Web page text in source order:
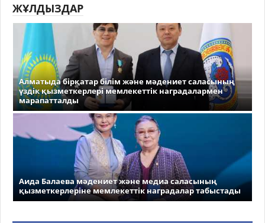
ЖҰЛДЫЗДАР
Алматыда бірқатар білім және мәдениет саласының
үздік қызметкерлері мемлекеттік наградалармен
марапатталды
Аида Балаева мәдениет және медиа саласының
қызметкерлеріне мемлекеттік наградалар табыстады